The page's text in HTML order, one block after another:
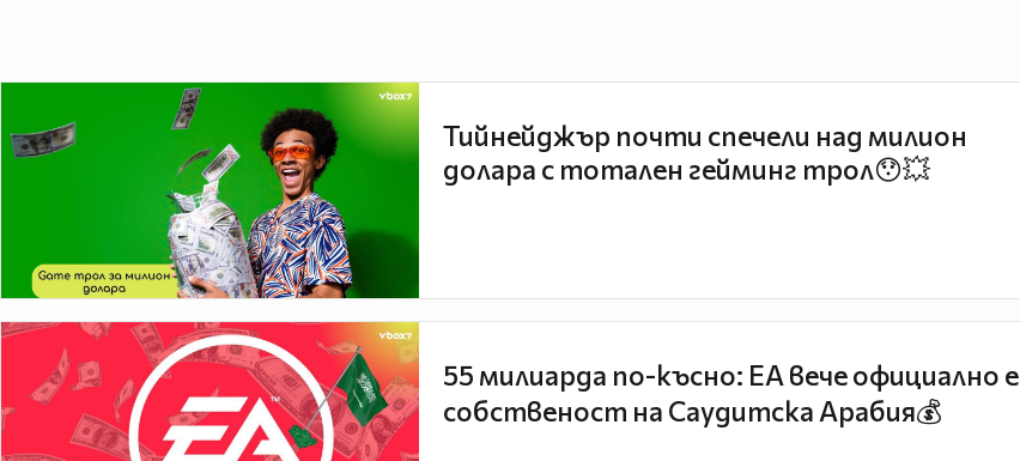
Тийнейджър почти спечели над милион
долара с тотален гейминг трол😯💥
55 милиарда по-късно: EA вече официално е
собственост на Саудитска Арабия💰